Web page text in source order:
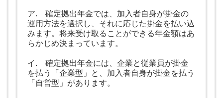
ア. 確定拠出年金では、加入者自身が掛金の
運用方法を選択し、それに応じた掛金を払い込
みます。将来受け取ることができる年金額はあ
らかじめ決まっています。
イ. 確定拠出年金には、企業と従業員が掛金
を払う「企業型」と、加入者自身が掛金を払う
「自営型」があります。